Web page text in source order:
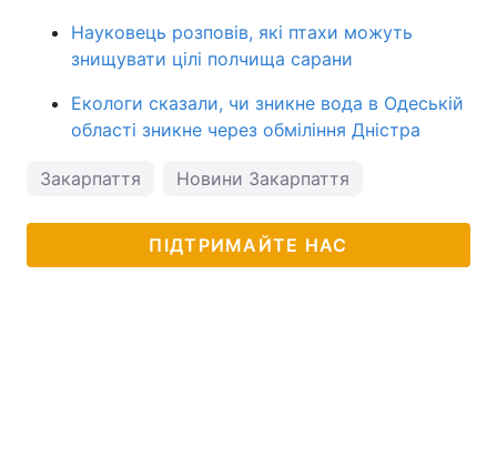
Науковець розповів, які птахи можуть
знищувати цілі полчища сарани
Екологи сказали, чи зникне вода в Одеській
області зникне через обміління Дністра
Закарпаття Новини Закарпаття
ПІДТРИМАЙТЕ НАС